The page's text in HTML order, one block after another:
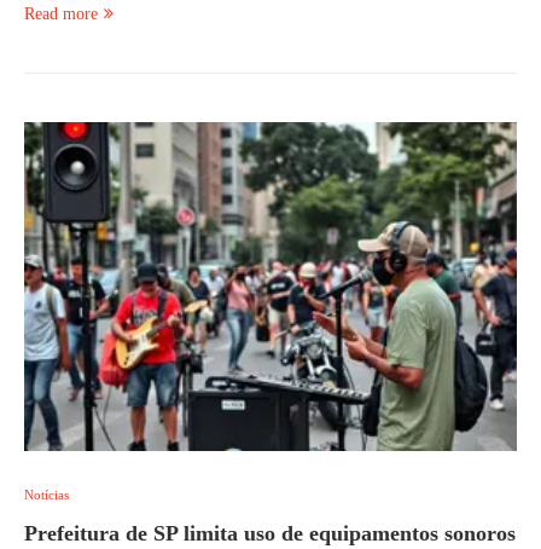
Read more
Notícias
Prefeitura de SP limita uso de equipamentos sonoros